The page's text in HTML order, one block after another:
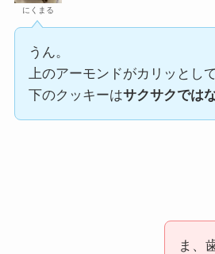
にくまる
うん。
上のアーモンドがカリッとし
下のクッキーはサクサクでは
ま、